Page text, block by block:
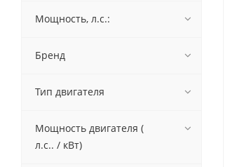
Мощность, л.с.:
Бренд
Тип двигателя
Мощность двигателя (
л.с.. / кВт)